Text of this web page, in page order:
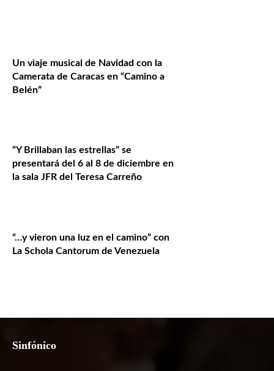
Un viaje musical de Navidad con la
Camerata de Caracas en “Camino a
Belén”
“Y Brillaban las estrellas” se
presentará del 6 al 8 de diciembre en
la sala JFR del Teresa Carreño
“…y vieron una luz en el camino” con
La Schola Cantorum de Venezuela
Sinfónico